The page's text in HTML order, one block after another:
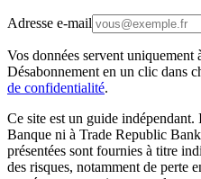
Adresse e-mail
Vos données servent uniquement
Désabonnement en un clic dans
de confidentialité.
Ce site est un guide
Banque ni à Trade Republic
présentées sont fournies à titre
des risques, notamment de perte